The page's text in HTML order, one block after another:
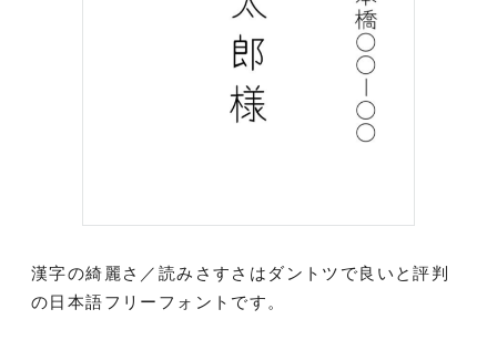
漢字の綺麗さ／読みさすさはダントツで良いと評判
の日本語フリーフォントです。